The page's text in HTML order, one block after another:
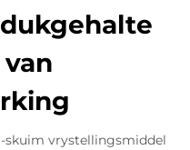
skuim vrystellingsmiddel